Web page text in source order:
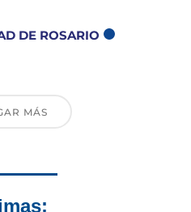
DE ROSARIO
MÁS